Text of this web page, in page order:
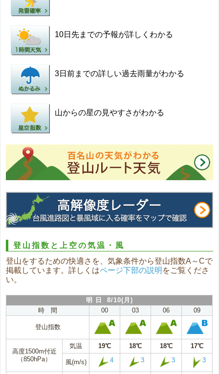
10日先までの予報が詳しくわかる
3日前までの詳しい過去雨量がわかる
山からの星の見やすさがわかる
登山指数と上空の気温・風
登山をするための快適さを、気象条件から登山指数A～Cで
掲載しています。詳しくはページ下部の説明 をご覧くださ
い。
明 日 8/10(月)
時 間
00 03 06 09
登山指数
高度1500m付近
（850hPa）
気温 19℃ 18℃ 18℃ 17℃
風(m/s) 4 3 3 3